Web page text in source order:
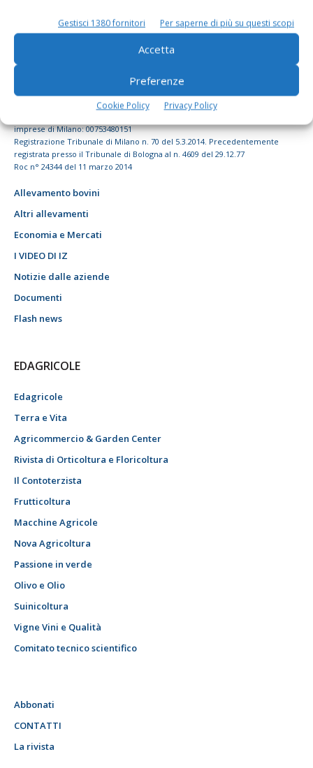
Gestisci 1380 fornitori Per saperne di più su questi scopi
Accetta
Preferenze
Cookie Policy Privacy Policy
© Tecniche Nuove Spa. Tutti i diritti riservati. Sede legale Via Eritrea 21 -
imprese di Milano: 00753480151
Registrazione Tribunale di Milano n. 70 del 5.3.2014. Precedentemente
registrata presso il Tribunale di Bologna al n. 4609 del 29.12.77
Roc n° 24344 del 11 marzo 2014
Allevamento bovini
Altri allevamenti
Economia e Mercati
I VIDEO DI IZ
Notizie dalle aziende
Documenti
Flash news
EDAGRICOLE
Edagricole
Terra e Vita
Agricommercio & Garden Center
Rivista di Orticoltura e Floricoltura
Il Contoterzista
Frutticoltura
Macchine Agricole
Nova Agricoltura
Passione in verde
Olivo e Olio
Suinicoltura
Vigne Vini e Qualità
Comitato tecnico scientifico
Abbonati
CONTATTI
La rivista